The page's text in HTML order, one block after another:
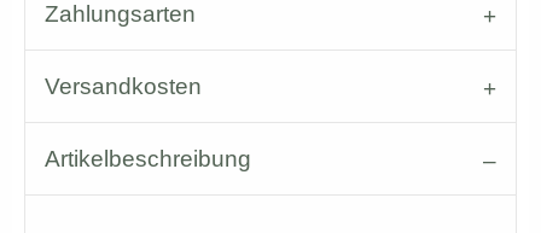
Zahlungsarten
Versandkosten
Artikelbeschreibung